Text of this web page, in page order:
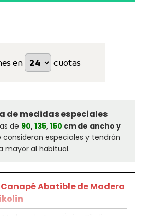
en cuotas
de medidas especiales
de 90,135,150 cm de ancho y
consideran especiales y tendrán
mayor al habitual.
Abatible de Madera